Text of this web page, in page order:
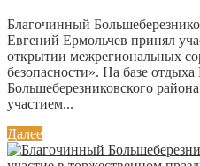
Благочинный
Евгений Ермольчев принял
открытии межрегиональных
безопасности». На базе
Большеберезниковского
участием...
Далее